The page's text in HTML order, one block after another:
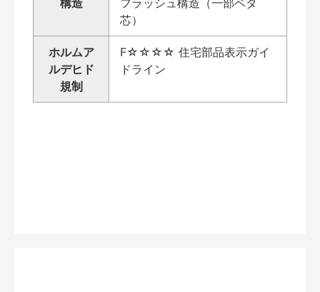
芯）
ホルムア
ルデヒド
規制
F☆☆☆☆ 住宅部品表示ガイ
ドライン